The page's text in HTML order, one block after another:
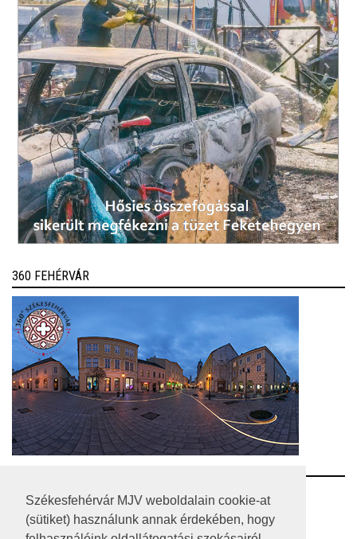
Székesfehérvár MJV weboldalain cookie-at
(sütiket) használunk annak érdekében, hogy
360 FEHÉRVÁR
RSS
A HONLAP 2017.03.31-I ÁLLAPOTA